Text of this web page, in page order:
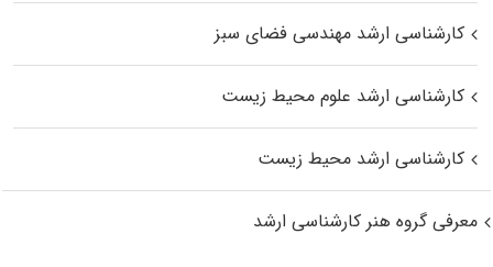
کارشناسی ارشد مهندسی فضای سبز
کارشناسی ارشد علوم محیط‌ زیست
کارشناسی ارشد محیط زیست
معرفی گروه هنر کارشناسی ارشد